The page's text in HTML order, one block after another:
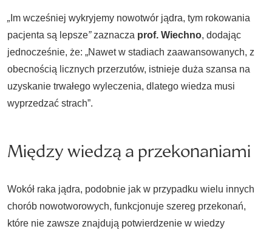
„ Im wcześniej wykryjemy nowotwór jądra, tym rokowania
pacjenta są lepsze”zaznacza prof. Wiechno, dodając
jednocześnie, że: „Nawet w stadiach zaawansowanych, z
obecnością licznych przerzutów, istnieje duża szansa na
uzyskanie trwałego wyleczenia, dlatego wiedza musi
wyprzedzać strach”.
Między wiedzą a przekonaniami
Wokół raka jądra, podobnie jak w przypadku wielu innych
chorób nowotworowych, funkcjonuje szereg przekonań,
które nie zawsze znajdują potwierdzenie w wiedzy